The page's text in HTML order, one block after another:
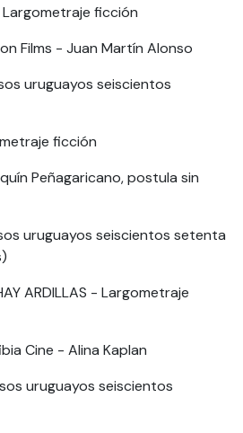
Largometraje ficción
Films - Juan Martín Alonso
uruguayos seiscientos
ficción
Peñagaricano, postula sin
uruguayos seiscientos setenta
ARDILLAS - Largometraje
Cine - Alina Kaplan
uruguayos seiscientos